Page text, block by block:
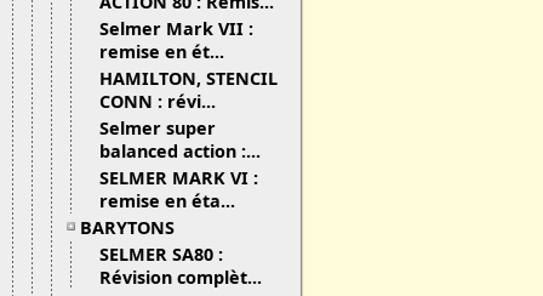
Selmer Mark VII :
remise en ét...
HAMILTON, STENCIL
CONN : révi...
Selmer super
balanced action :...
SELMER MARK VI :
remise en éta...
BARYTONS
SELMER SA80 :
Révision complèt...